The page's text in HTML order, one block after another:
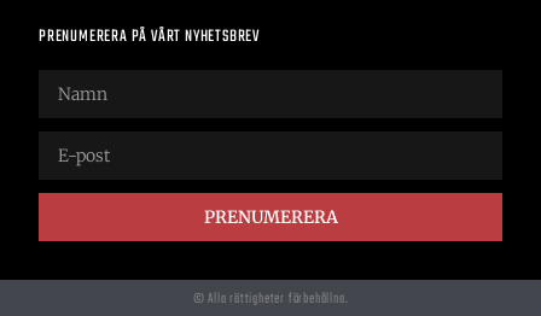
PRENUMERERA PÅ VÅRT NYHETSBREV
PRENUMERERA
© Alla rättigheter förbehållna.